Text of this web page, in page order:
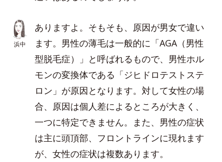
浜中
ありますよ。そもそも、原因が男女で違い
ます。男性の薄毛は一般的に「AGA（男性
型脱毛症）」と呼ばれるもので、男性ホル
モンの変換体である「ジヒドロテストステ
ロン」が原因となります。対して女性の場
合、原因は個人差によるところが大きく、
一つに特定できません。また、男性の症状
は主に頭頂部、フロントラインに現れます
が、女性の症状は複数あります。